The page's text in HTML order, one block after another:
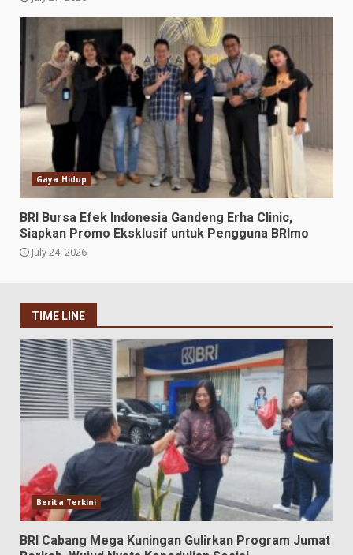
Gaya Hidup
BRI Bursa Efek Indonesia Gandeng Erha Clinic,
Siapkan Promo Eksklusif untuk Pengguna BRImo
July 24, 2026
TIME LINE
Berita Terkini
BRI Cabang Mega Kuningan Gulirkan Program Jumat